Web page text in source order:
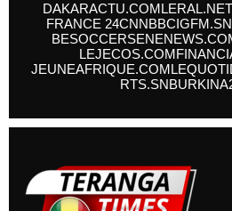
DAKARACTU.COMLERAL.NET
FRANCE 24CNNBBCIGFM.SN
BESOCCER
LEJECOS.COM
JEUNEAFRIQUE.COM
RTS.SN